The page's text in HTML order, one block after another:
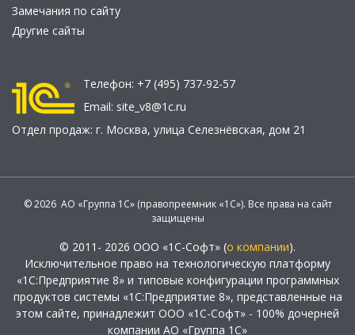
Замечания по сайту
Другие сайты
Телефон: +7 (495) 737-92-57
Email: site_v8@1c.ru
Отдел продаж: г. Москва, улица Селезнёвская, дом 21
© 2026 АО «Группа 1С» (правопреемник «1С»). Все права на сайт
защищены
© 2011- 2026 ООО «1С-Софт» (о компании).
Исключительное право на технологическую платформу
«1С:Предприятие 8» и типовые конфигурации программных
продуктов системы «1С:Предприятие 8», представленные на
этом сайте, принадлежит ООО «1С-Софт» - 100% дочерней
компании АО «Группа 1С»